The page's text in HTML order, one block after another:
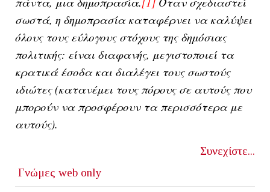
σωστά, η δημοπρασία καταφέρνει να καλύψει
όλους τους εύλογους στόχους της δημόσιας
πολιτικής: είναι διαφανής, μεγιστοποιεί τα
κρατικά έσοδα και διαλέγει τους σωστούς
ιδιώτες (κατανέμει τους πόρους σε αυτούς που
μπορούν να προσφέρουν τα περισσότερα με
αυτούς).
Συνεχίστε...
Γνώμες web only